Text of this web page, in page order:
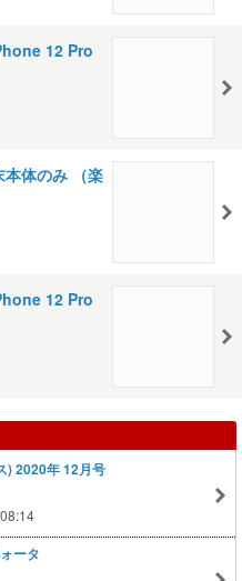
12 Pro
体のみ （楽
12 Pro
) 2020年 12月号
ータ